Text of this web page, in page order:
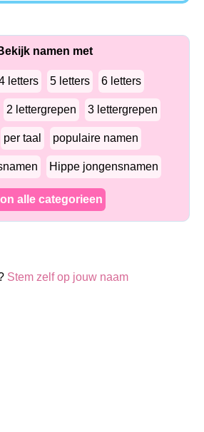
namen met
letters 5 letters 6 letters
2 lettergrepen 3 lettergrepen
per taal populaire namen
Hippe jongensnamen
alle categorieen
Stem zelf op jouw naam